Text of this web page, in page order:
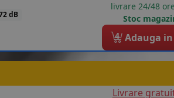
dB
livrare 24/48
Stoc
4 Adauga in
Livrare